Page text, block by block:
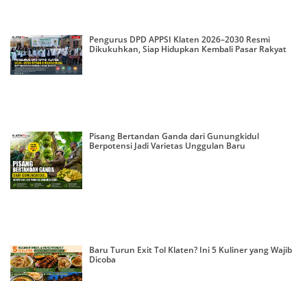
Pengurus DPD APPSI Klaten 2026–2030 Resmi
Dikukuhkan, Siap Hidupkan Kembali Pasar Rakyat
Pisang Bertandan Ganda dari Gunungkidul
Berpotensi Jadi Varietas Unggulan Baru
Baru Turun Exit Tol Klaten? Ini 5 Kuliner yang Wajib
Dicoba